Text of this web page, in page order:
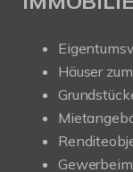
Häuser